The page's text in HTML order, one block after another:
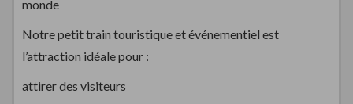
monde
Notre petit train touristique et événementiel est
l’attraction idéale pour :
attirer des visiteurs